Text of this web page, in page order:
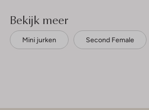
Bekijk meer
Mini jurken Second Female